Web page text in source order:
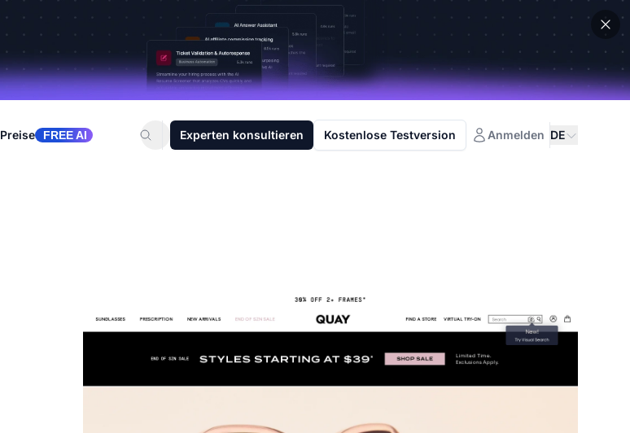
Preise FREE AI Experten konsultieren Kostenlose Testversion Anmelden DE